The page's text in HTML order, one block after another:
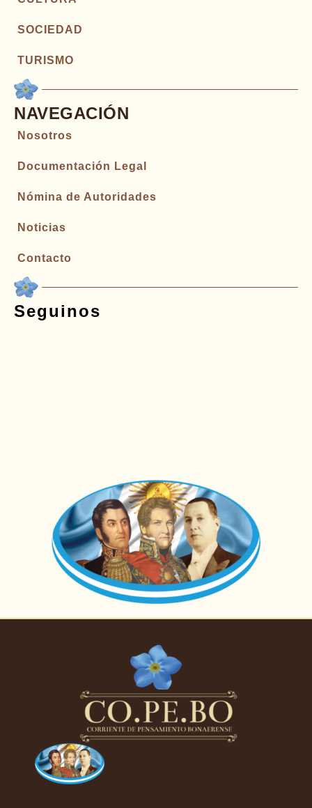
SOCIEDAD
TURISMO
NAVEGACIÓN
Nosotros
Documentación Legal
Nómina de Autoridades
Noticias
Contacto
Seguinos